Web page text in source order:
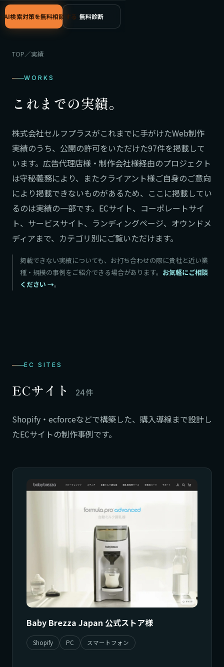
AI検索対策を無料相談する 無料診断
TOP／実績
WORKS
これまでの実績。
株式会社セルフプラスがこれまでに手がけたWeb制作
実績のうち、公開の許可をいただけた97件を掲載して
います。広告代理店様・制作会社様経由のプロジェクト
は守秘義務により、またクライアント様ご自身のご意向
により掲載できないものがあるため、ここに掲載してい
るのは実績の一部です。ECサイト、コーポレートサイ
ト、サービスサイト、ランディングページ、オウンドメ
ディアまで、カテゴリ別にご覧いただけます。
掲載できない実績についても、お打ち合わせの際に貴社と近い業
種・規模の事例をご紹介できる場合があります。 お気軽にご相談
ください
。
EC SITES
ECサイト 24件
Shopify・ecforceなどで構築した、購入導線まで設計し
たECサイトの制作事例です。
Baby Brezza Japan 公式ストア様
Shopify PC スマートフォン